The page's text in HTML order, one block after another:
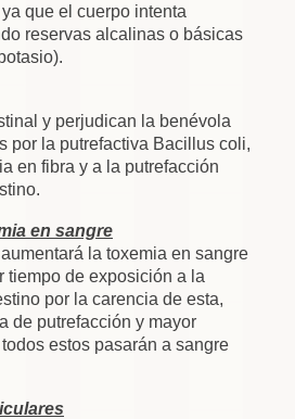
que el cuerpo intenta
reservas alcalinas o básicas
y perjudican la benévola
por la putrefactiva Bacillus coli,
en fibra y a la putrefacción
en sangre
la toxemia en sangre
tiempo de exposición a la
por la carencia de esta,
de putrefacción y mayor
estos pasarán a sangre